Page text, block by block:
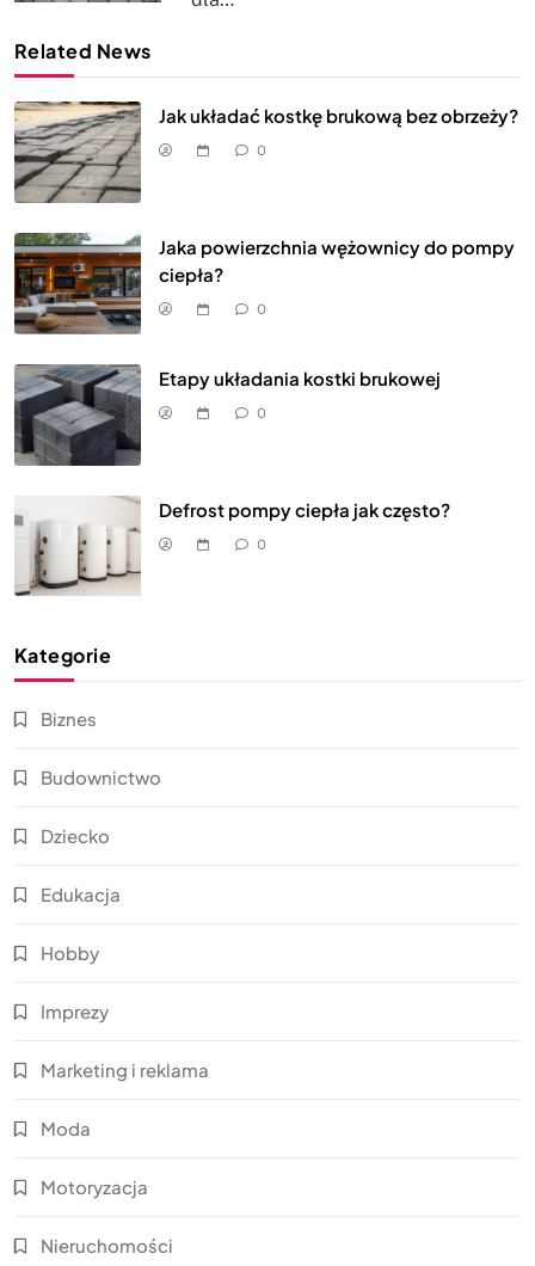
Related News
Jak układać kostkę brukową bez obrzeży?
0
Jaka powierzchnia wężownicy do pompy
ciepła?
0
Etapy układania kostki brukowej
0
Defrost pompy ciepła jak często?
0
Kategorie
Biznes
Budownictwo
Dziecko
Edukacja
Hobby
Imprezy
Marketing i reklama
Moda
Motoryzacja
Nieruchomości